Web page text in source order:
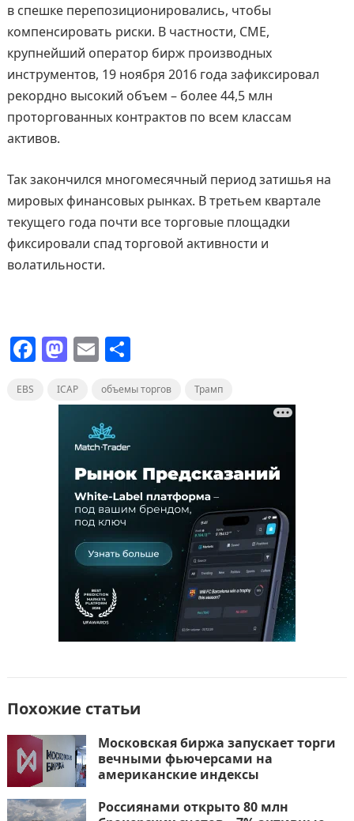
в спешке перепозиционировались, чтобы
компенсировать риски. В частности, CМE,
крупнейший оператор бирж производных
инструментов, 19 ноября 2016 года зафиксировал
рекордно высокий объем – более 44,5 млн
проторгованных контрактов по всем классам
активов.
Так закончился многомесячный период затишья на
мировых финансовых рынках. В третьем квартале
текущего года почти все торговые площадки
фиксировали спад торговой активности и
волатильности.
F
a
M
a
st
d
o
n
E
m
ai
l
О
п
а
в
и
ь
EBS ICAP объемы торгов Трамп
Похожие статьи
Московская биржа запускает торги
вечными фьючерсами на
американские индексы
Россиянами открыто 80 млн